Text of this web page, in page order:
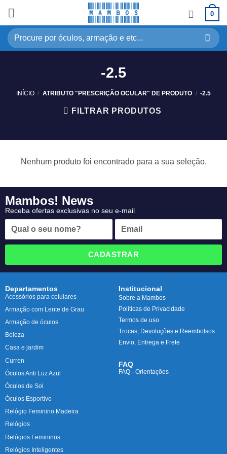
0
-2.5
INÍCIO / ATRIBUTO "PRESCRIÇÃO OCULAR" DE PRODUTO / -2.5
FILTRAR PRODUTOS
Nenhum produto foi encontrado para a sua seleção.
Mambos! News
Receba ofertas exclusivas no seu e-mail
CADASTRAR
Departamentos
Acessórios para celulares
Armação com Lente de Grau
Armação de óculos
Beleza
Casa e jardim
Curren
Óculos Anti Luz Azul
Óculos de Sol
Óculos Esportivo
Relógio Feminino Madeira
Relógios
Relógios Femininos
Relógios Inteligentes
Institucional
Sobre a Mambos
Políticas de Privacidade
Termos de uso
Trocas, Devoluções e Reembolsos
Envio, Entrega e Frete
FAQ
FAQ - Orientações